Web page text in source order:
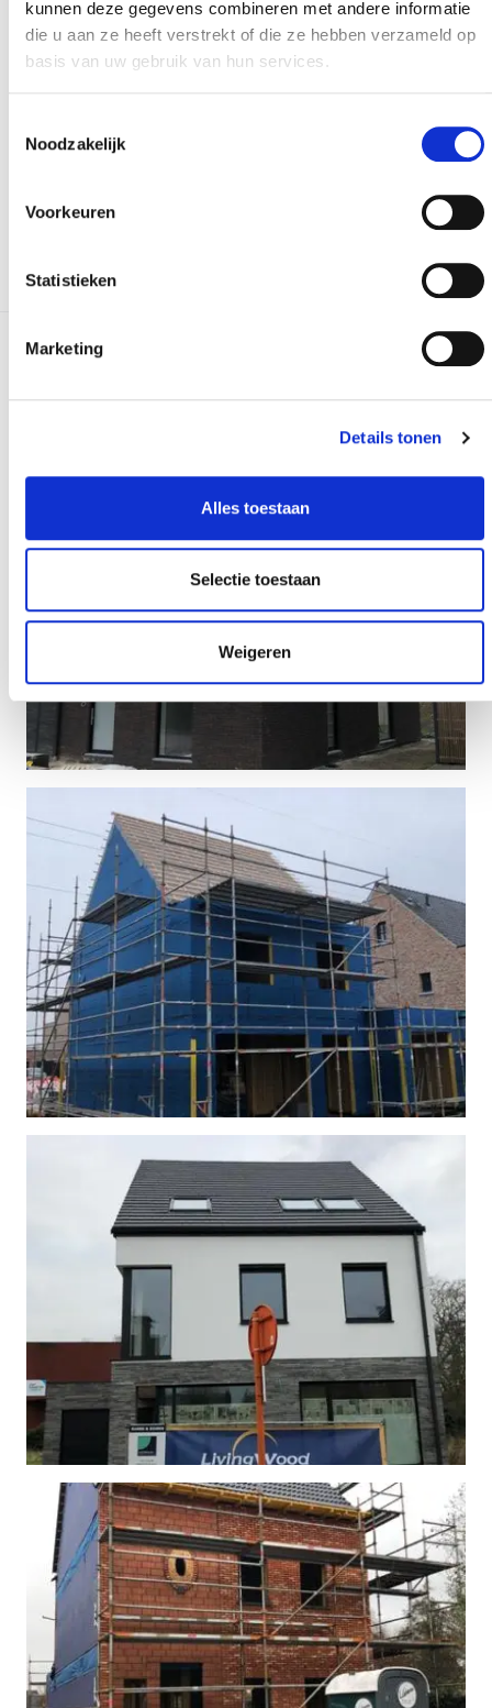
kunnen deze gegevens combineren met andere informatie
die u aan ze heeft verstrekt of die ze hebben verzameld op
basis van uw gebruik van hun services.
Noodzakelijk
Voorkeuren
Statistieken
Marketing
Details tonen
Alles toestaan
Selectie toestaan
Weigeren
Bij het invullen van dit formulier gebruiken we je
opmerking. Bekijk ons volledig